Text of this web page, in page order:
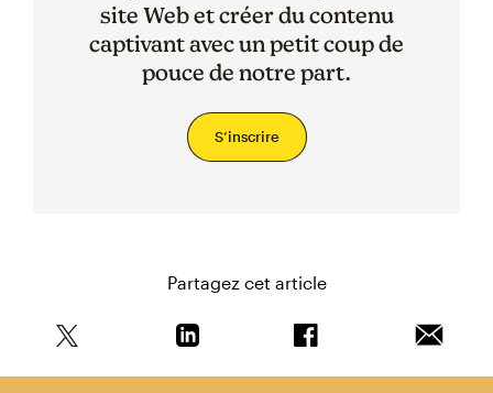
site Web et créer du contenu
captivant avec un petit coup de
pouce de notre part.
S’inscrire
Partagez cet article